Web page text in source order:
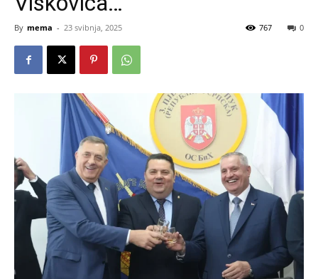
By mema - 23 svibnja, 2025 0
767